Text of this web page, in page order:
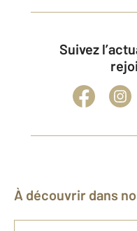
Suivez l’actualité immobilière et
À découvrir dans